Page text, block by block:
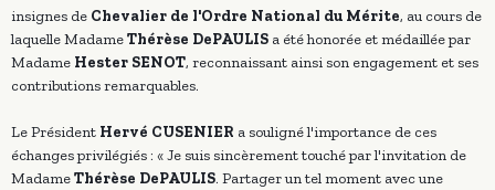
insignes de Chevalier de l'Ordre National du Mérite, au cours de
laquelle MadameThérèse DePAULIS a été honorée et médaillée par
Madame Hester SENOT, reconnaissant ainsi son engagement et ses
contributions remarquables.
Le Président Hervé CUSENIER a souligné l'importance de ces
échanges privilégiés : « Je suis sincèrement touché par l'invitation de
MadameThérèse DePAULIS. Partager un tel moment avec une